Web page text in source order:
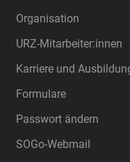
Organisation
URZ-Mitarbeiter:innen
Karriere und
Formulare
Passwort ändern
SOGo-Webmail